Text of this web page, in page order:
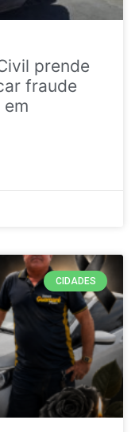
prende
fraude
CIDADES